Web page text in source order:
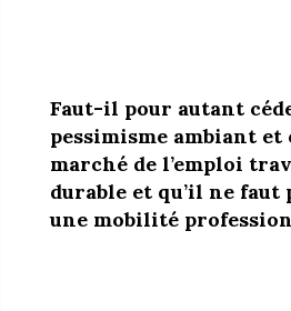
Faut-il pour autant
pessimisme ambiant
marché de l’emploi
durable et qu’il ne faut
une mobilité